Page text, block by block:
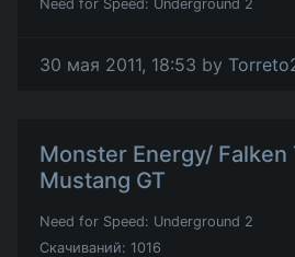
Need for Speed: Underground 2
30 мая 2011, 18:53 by
Monster Energy/ Falken
Mustang GT
Need for Speed: Underground 2
Скачиваний: 1016